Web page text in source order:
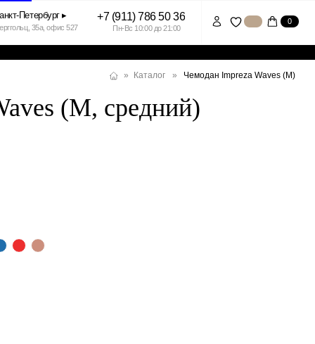
+7 (911) 786 50 36
Пн-Вс 10:00 до 21:00
(M, средний)